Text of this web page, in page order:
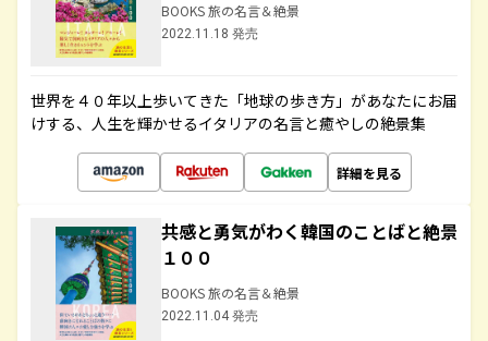
BOOKS 旅の名言＆絶景
2022.11.18 発売
世界を４０年以上歩いてきた「地球の歩き方」があなたにお届
けする、人生を輝かせるイタリアの名言と癒やしの絶景集
詳細を見る
共感と勇気がわく韓国のことばと絶景
１００
BOOKS 旅の名言＆絶景
2022.11.04 発売